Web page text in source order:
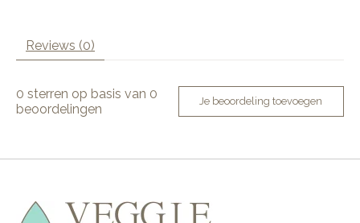
Reviews (0)
0 sterren op basis van 0
beoordelingen
Je beoordeling toevoegen